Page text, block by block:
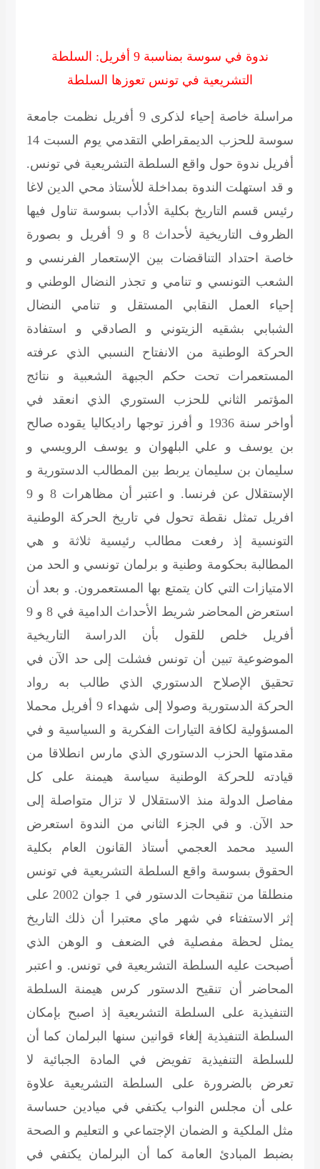
ندوة في سوسة بمناسبة 9 أفريل:
السلطة
التشريعية في تونس تعوزها السلطة
مراسلة خاصة إحياء لذكرى 9 أفريل نظمت جامعة
سوسة للحزب الديمقراطي التقدمي يوم السبت 14
أفريل ندوة حول واقع السلطة التشريعية في تونس.
و قد استهلت الندوة بمداخلة للأستاذ محي الدين لاغا
رئيس قسم التاريخ بكلية الأداب بسوسة تناول فيها
الظروف التاريخية لأحداث 8 و 9 أفريل و بصورة
خاصة احتداد التناقضات بين الإستعمار الفرنسي و
الشعب التونسي و تنامي و تجذر النضال الوطني و
إحياء العمل النقابي المستقل و تنامي النضال
الشبابي بشقيه الزيتوني و الصادقي و استفادة
الحركة الوطنية من الانفتاح النسبي الذي عرفته
المستعمرات تحت حكم الجبهة الشعبية و نتائج
المؤتمر الثاني للحزب الستوري الذي انعقد في
أواخر سنة 1936 و أفرز توجها راديكاليا يقوده صالح
بن يوسف و علي البلهوان و يوسف الرويسي و
سليمان بن سليمان يربط بين المطالب الدستورية و
الإستقلال عن فرنسا. و اعتبر أن مظاهرات 8 و 9
افريل تمثل نقطة تحول في تاريخ الحركة الوطنية
التونسية إذ رفعت مطالب رئيسية ثلاثة و هي
المطالبة بحكومة وطنية و برلمان تونسي و الحد من
الامتيازات التي كان يتمتع بها المستعمرون. و بعد أن
استعرض المحاضر شريط الأحداث الدامية في 8 و 9
أفريل خلص للقول بأن الدراسة التاريخية
الموضوعية تبين أن تونس فشلت إلى حد الآن في
تحقيق الإصلاح الدستوري الذي طالب به رواد
الحركة الدستورية وصولا إلى شهداء 9 أفريل محملا
المسؤولية لكافة التيارات الفكرية و السياسية و في
مقدمتها الحزب الدستوري الذي مارس انطلاقا من
قيادته للحركة الوطنية سياسة هيمنة على كل
مفاصل الدولة منذ الاستقلال لا تزال متواصلة إلى
حد الآن. و في الجزء الثاني من الندوة استعرض
السيد محمد العجمي أستاذ القانون العام بكلية
الحقوق بسوسة واقع السلطة التشريعية في تونس
منطلقا من تنقيحات الدستور في 1 جوان 2002 على
إثر الاستفتاء في شهر ماي معتبرا أن ذلك التاريخ
يمثل لحظة مفصلية في الضعف و الوهن الذي
أصبحت عليه السلطة التشريعية في تونس. و اعتبر
المحاضر أن تنقيح الدستور كرس هيمنة السلطة
التنفيذية على السلطة التشريعية إذ اصبح بإمكان
السلطة التنفيذية إلغاء قوانين سنها البرلمان كما أن
للسلطة التنفيذية تفويض في المادة الجبائية لا
تعرض بالضرورة على السلطة التشريعية علاوة
على أن مجلس النواب يكتفي في ميادين حساسة
مثل الملكية و الضمان الإجتماعي و التعليم و الصحة
بضبط المبادئ العامة كما أن البرلمان يكتفي في